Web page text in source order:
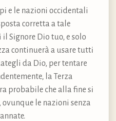
e le nazioni occidentali
corretta a tale
il Signore Dio tuo, e solo
continuerà a usare tutti
da Dio, per tentare
la Terza
probabile che alla fine si
le nazioni senza